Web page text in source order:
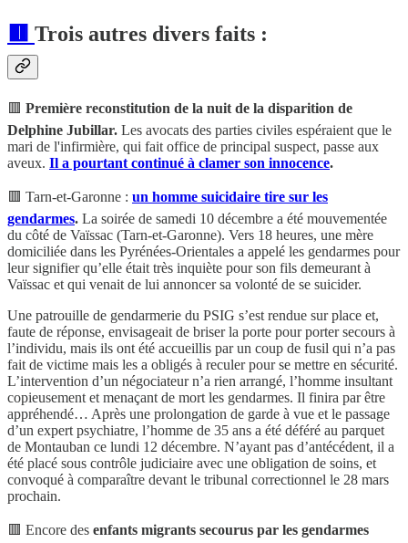
🟥 Trois autres divers faits :
🟥 Première reconstitution de la nuit de la disparition de
Delphine Jubillar. Les avocats des parties civiles espéraient que le
mari de l'infirmière, qui fait office de principal suspect, passe aux
aveux. Il a pourtant continué à clamer son innocence.
🟥 Tarn-et-Garonne : un homme suicidaire tire sur les
gendarmes. La soirée de samedi 10 décembre a été mouvementée
du côté de Vaïssac (Tarn-et-Garonne). Vers 18 heures, une mère
domiciliée dans les Pyrénées-Orientales a appelé les gendarmes pour
leur signifier qu’elle était très inquiète pour son fils demeurant à
Vaïssac et qui venait de lui annoncer sa volonté de se suicider.
Une patrouille de gendarmerie du PSIG s’est rendue sur place et,
faute de réponse, envisageait de briser la porte pour porter secours à
l’individu, mais ils ont été accueillis par un coup de fusil qui n’a pas
fait de victime mais les a obligés à reculer pour se mettre en sécurité.
L’intervention d’un négociateur n’a rien arrangé, l’homme insultant
copieusement et menaçant de mort les gendarmes. Il finira par être
appréhendé… Après une prolongation de garde à vue et le passage
d’un expert psychiatre, l’homme de 35 ans a été déféré au parquet
de Montauban ce lundi 12 décembre. N’ayant pas d’antécédent, il a
été placé sous contrôle judiciaire avec une obligation de soins, et
convoqué à comparaître devant le tribunal correctionnel le 28 mars
prochain.
🟥 Encore des enfants migrants secourus par les gendarmes